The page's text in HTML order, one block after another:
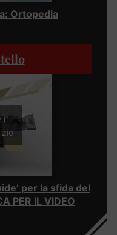
Ortopedia
i
per la sfida del
PER IL VIDEO